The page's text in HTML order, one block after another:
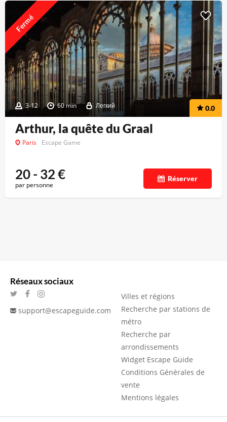
3-12 60 min Легкий 0.0
Fermé
Arthur, la quête du Graal
Paris Escape Game
20 - 32€
par personne
Réserver
Réseaux sociaux
support@escapeguide.com
Villes et régions
Recherche par stations de
métro
Recherche par
arrondissements
Widget Escape Guide
Conditions Générales de
vente
Mentions légales